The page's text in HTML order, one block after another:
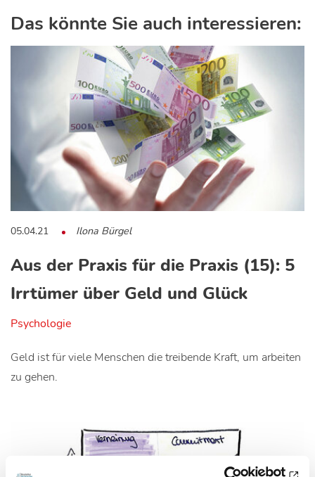
Das könnte Sie auch interessieren:
05.04.21 Ilona Bürgel
Aus der Praxis für die Praxis (15): 5
Irrtümer über Geld und Glück
Psychologie
Geld ist für viele Menschen die treibende Kraft, um arbeiten
zu gehen.